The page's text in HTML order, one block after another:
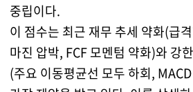
중립이다.
이 점수는 최근 재무 추세 약화(급
마진 압박, FCF 모멘텀 약화)와 강
(주요 이동평균선 모두 하회,